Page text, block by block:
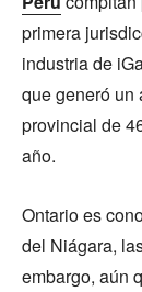
primera
industria de
que generó un
provincial de
año.
Ontario es
del Niágara,
embargo, aún